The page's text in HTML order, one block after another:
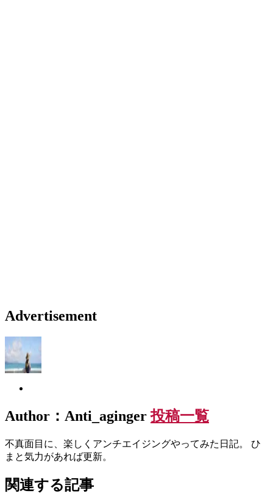
Advertisement
Author：Anti_aginger投稿一覧
不真面目に、楽しくアンチエイジングやってみた日記。 ひ
まと気力があれば更新。
関連する記事